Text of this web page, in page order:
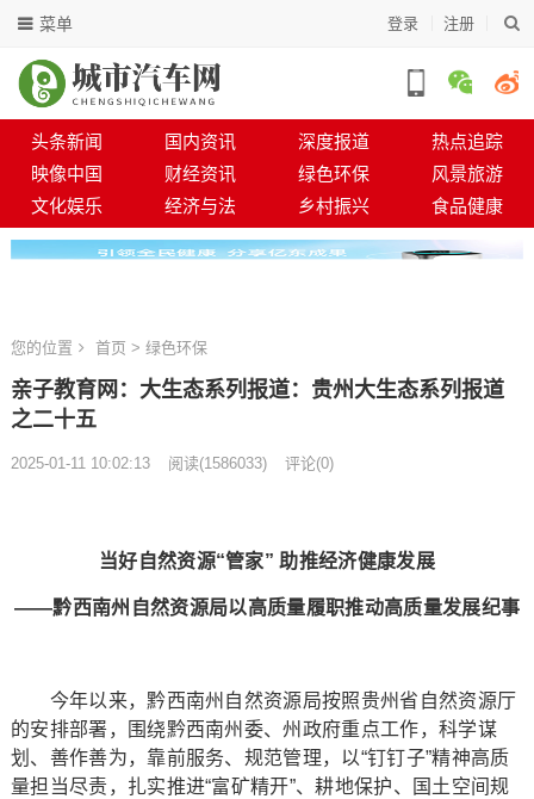
登录 注册
菜单
头条新闻 国内资讯 深度报道
热点追踪
映像中国
财经资讯 绿色环保
风景旅游
文化娱乐
经济与法 乡村振兴 食品健康
您的位置 首页 > 绿色环保
亲子教育网：大生态系列报道：贵州大生态系列报道
之二十五
2025-01-11 10:02:13 阅读(1586033) 评论(0)
当好自然资源“管家” 助推经济健康发展
——黔西南州自然资源局以高质量履职推动高质量发展纪事
今年以来，黔西南州自然资源局按照贵州省自然资源厅
的安排部署，围绕黔西南州委、州政府重点工作，科学谋
划、善作善为，靠前服务、规范管理，以“钉钉子”精神高质
量担当尽责，扎实推进“富矿精开”、耕地保护、国土空间规